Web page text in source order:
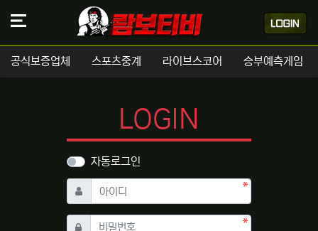
공식보증업체 스포츠중계 라이브스코어 승부예측게임
LOGIN
자동로그인
아이디 필수
비밀번호필수